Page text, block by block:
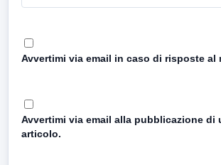
Avvertimi via email in caso di risposte al
Avvertimi via email alla pubblicazione di
articolo.